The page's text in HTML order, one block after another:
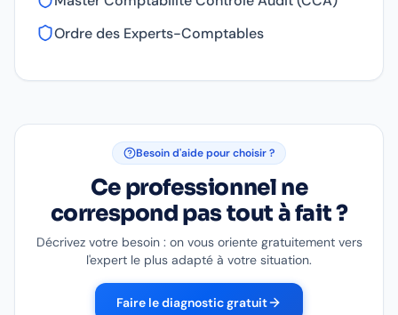
Ordre des Experts-Comptables
Besoin d'aide pour choisir ?
Ce professionnel ne
correspond pas tout à fait ?
Décrivez votre besoin : on vous oriente gratuitement vers
l'expert le plus adapté à votre situation.
Faire le diagnostic gratuit